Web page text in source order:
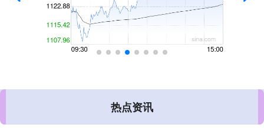
热点资讯